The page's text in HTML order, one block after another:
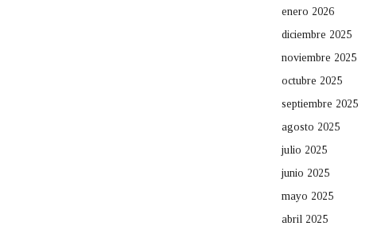
enero 2026
diciembre 2025
noviembre 2025
octubre 2025
septiembre 2025
agosto 2025
julio 2025
junio 2025
mayo 2025
abril 2025